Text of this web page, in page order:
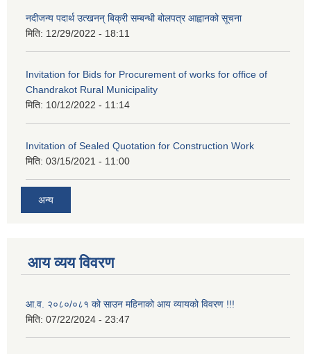
नदीजन्य पदार्थ उत्खनन् बिक्री सम्बन्धी बोलपत्र आह्वानको सूचना
मिति: 12/29/2022 - 18:11
Invitation for Bids for Procurement of works for office of
Chandrakot Rural Municipality
मिति: 10/12/2022 - 11:14
Invitation of Sealed Quotation for Construction Work
मिति: 03/15/2021 - 11:00
अन्य
आय व्यय विवरण
आ.व. २०८०/०८१ को साउन महिनाको आय व्यायको विवरण !!!
मिति: 07/22/2024 - 23:47